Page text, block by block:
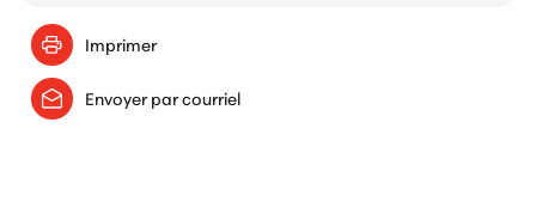
Imprimer
Envoyer par courriel